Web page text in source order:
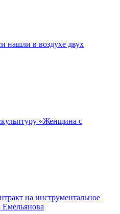
нашли в воздухе двух
«Женщина с
на инструментальное
Емельянова